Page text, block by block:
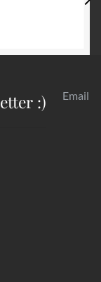
:) Email